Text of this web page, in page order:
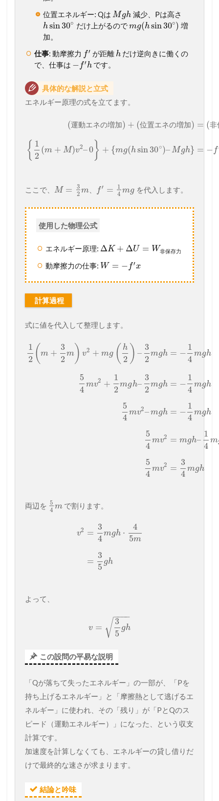
位置エネルギー: Qは Mgh 減少、Pは高さ
hsin30∘ だけ上がるのでmg(h sin30∘) 増
加。
仕事: 動摩擦力 f′ が距離 h だけ逆向きに働くの
で、仕事は − f′hです。
具体的な解説と立式
エネルギー原理の式を立てます。
(運動エネの増加) + (位置エネの増加)
{ 1
2
(m + M)v2–0 } + {mg(h sin30∘)–Mgh}
= (非
= − f
ここで、 M =
3
2 m、 f′ =
1
4 mg を代入します。
使用した物理公式
エネルギー原理: ΔK + ΔU = W非保存力
動摩擦力の仕事: W = − f′x
計算過程
式に値を代入して整理します。
1
2 ( m +
3
2
m ) v2 + mg ( h
2 ) –
3
2
mgh
5
4
mv2 +
1
2
mgh–
3
2
mgh
5
4
mv2–mgh
5
4
mv2
5
4
mv2
= −
1
4
mgh
= −
1
4
mgh
= −
1
4
mgh
= mgh–
1
4
m
=
3
4
mgh
両辺を 5
4 m で割ります。
v2 =
3
4
mgh ⋅
4
5m
=
3
5
gh
よって、
v =
3
5
gh
− −
−−
√
この設問の平易な説明
「Qが落ちて失ったエネルギー」の一部が、「Pを
持ち上げるエネルギー」と「摩擦熱として逃げるエ
ネルギー」に使われ、その「残り」が「PとQのス
ピード（運動エネルギー）」になった、という収支
計算です。
加速度を計算しなくても、エネルギーの貸し借りだ
けで最終的な速さが求まります。
結論と吟味